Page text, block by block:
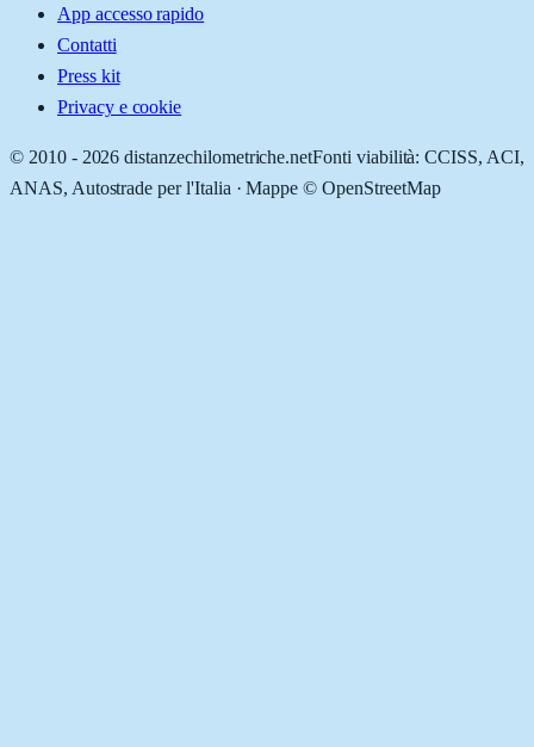
App accesso rapido
Contatti
Press kit
Privacy e cookie
© 2010 - 2026 distanzechilometriche.netFonti viabilità: CCISS, ACI,
ANAS, Autostrade per l'Italia · Mappe © OpenStreetMap